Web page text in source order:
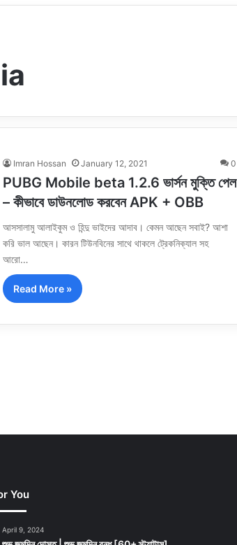
Imran Hossan January 12, 2021 0
PUBG Mobile beta 1.2.6 ভার্সন মুক্তি পেল
– কীভাবে ডাউনলোড করবেন APK + OBB
আসসালামু আলাইকুম ও হিন্দু ভাইদের আদাব। কেমন আছেন সবাই? আশা
করি ভাল আছেন। কারন টিউনবিনের সাথে থাকলে ট্রেকনিক্যাল সহ
আরো…
Read More »
You
April 9, 2024